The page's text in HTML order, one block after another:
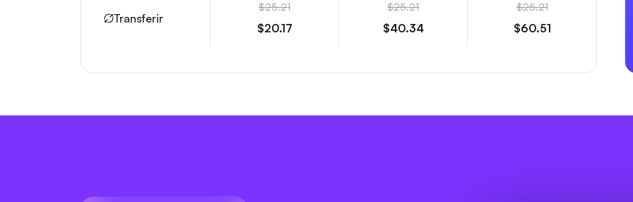
Transferir
$25.21
$20.17
$25.21
$40.34
$25.21
$60.51